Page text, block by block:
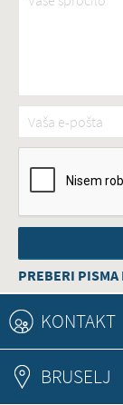
Vaša e-pošta*
PREBERI PISMA
KONTAKT
BRUSELJ